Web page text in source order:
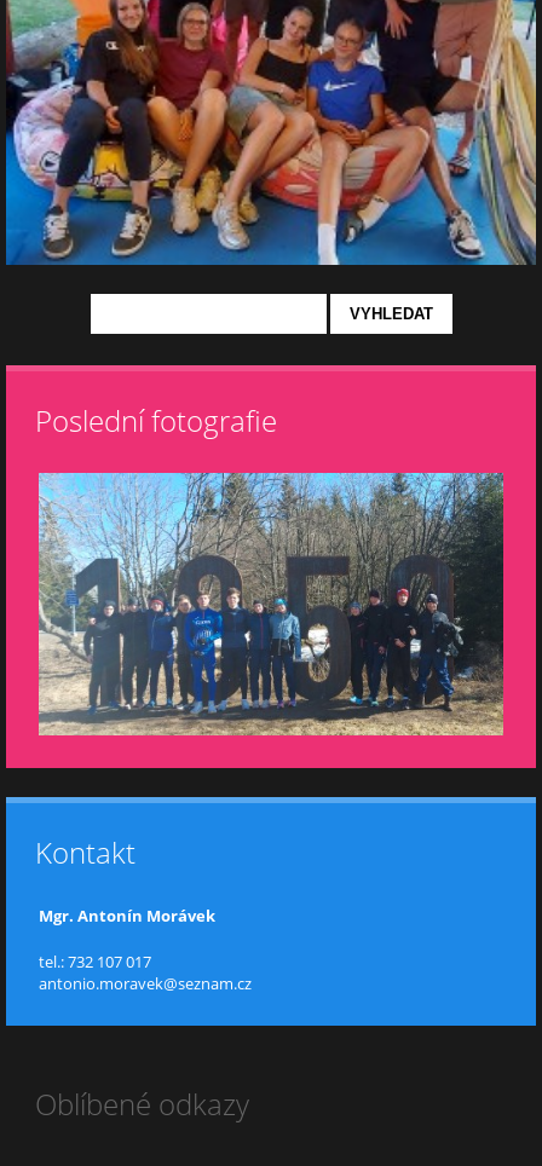
Poslední fotografie
Kontakt
Mgr. Antonín Morávek
tel.: 732 107 017
antonio.moravek@seznam.cz
Oblíbené odkazy